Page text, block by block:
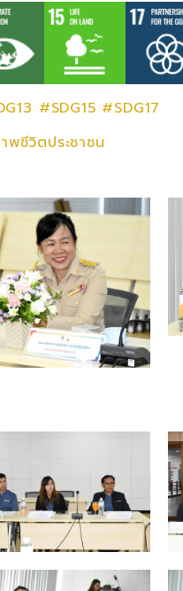
#SDG15 #SDG17
ชีวิตประชาชน